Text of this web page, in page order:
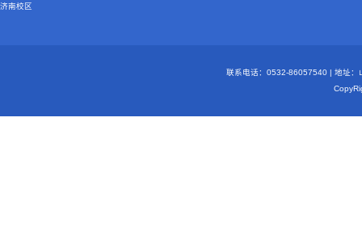
济南校区
联系电话：0532-86057540 | 地址：